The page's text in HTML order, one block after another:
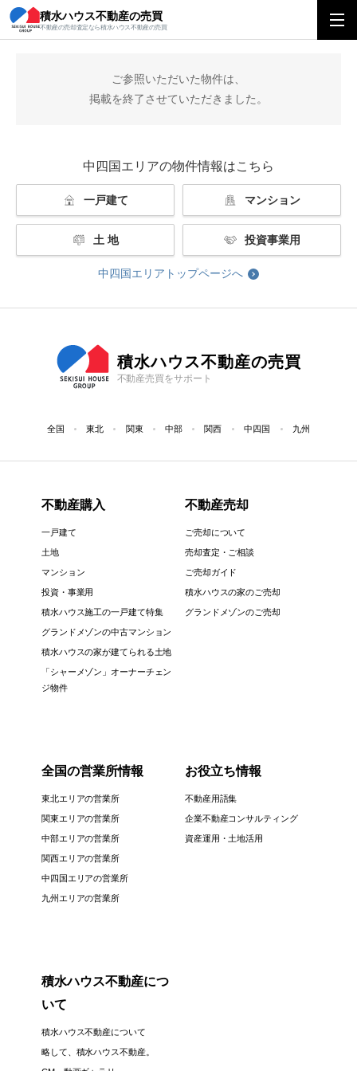
積水ハウス不動産の売買
不動産の売却査定なら積水ハウス不動産の売買
積水ハウス不動産の売買 中四国エリアトップ
ご参照いただいた物件は、
掲載を終了させていただきました。
中四国エリアの物件情報はこちら
一戸建て マンション
土 地 投資事業用
中四国エリアトップページへ
積水ハウス不動産の売買
不動産売買をサポート
全国 東北 関東 中部 関西 中四国 九州
不動産購入
一戸建て
土地
マンション
投資・事業用
積水ハウス施工の一戸建て特集
グランドメゾンの中古マンション
積水ハウスの家が建てられる土地
「シャーメゾン」オーナーチェン
ジ物件
不動産売却
ご売却について
売却査定・ご相談
ご売却ガイド
積水ハウスの家のご売却
グランドメゾンのご売却
全国の営業所情報
東北エリアの営業所
関東エリアの営業所
中部エリアの営業所
関西エリアの営業所
中四国エリアの営業所
九州エリアの営業所
お役立ち情報
不動産用語集
企業不動産コンサルティング
資産運用・土地活用
積水ハウス不動産につ
いて
積水ハウス不動産について
略して、積水ハウス不動産。